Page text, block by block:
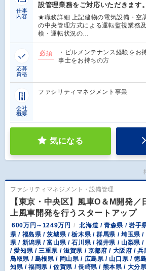
仕事
内容
設管理業務をご対応いただきます。
★職務詳細 上記建物の電気設備・空
の中央管理方式による運転監視業務
検・運転状況の…
応募
資格
必須
・ビルメンテナンス経験をお
事士をお持ちの方
会社
概要
ファシリティマネジメント事業
気になる
ファシリティマネジメント・設備管理
【東京・中央区】風車O＆M開発／
上風車開発を行うスタートアップ
600万円～1249万円
北海道 / 青森県 / 岩手
県 / 福島県 / 茨城県 / 栃木県 / 群馬県 / 埼玉県 /
県 / 新潟県 / 富山県 / 石川県 / 福井県 / 山梨県
/ 愛知県 / 三重県 / 滋賀県 / 京都府 / 大阪府 /
鳥取県 / 島根県 / 岡山県 / 広島県 / 山口県 / 徳
知県 / 福岡県 / 佐賀県 / 長崎県 / 熊本県 / 大分